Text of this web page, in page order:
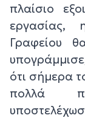
πλαίσιο
εργασίας,
Γραφείου
ότι σήμερα
πολλά